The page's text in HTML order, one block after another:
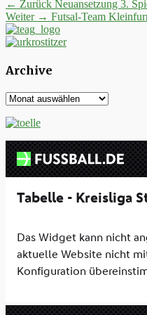
Beitrags-
Navigation
← Zurück Vorheriger
Beitrag:
Neuansetzung 3.
Weiter → Nächster
Beitrag:
Futsal-Team
Archive
Archive